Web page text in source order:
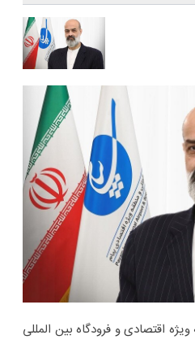
اقتصادی و فرودگاه بین المللی